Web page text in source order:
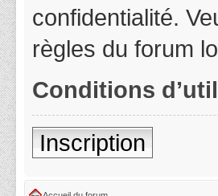
confidentialité.
règles du forum
Conditions
Inscription